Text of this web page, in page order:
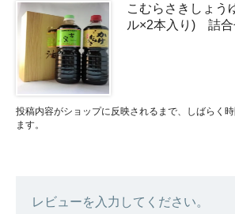
こむらさきしょ
ル×2本入り) 詰
投稿内容がショップに反映されるまで、しばらく
ます。
レビューを入力してください。